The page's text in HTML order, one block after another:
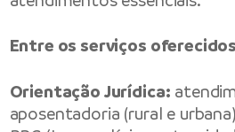
Entre os serviços
Orientação Jurídica:
aposentadoria (rural e